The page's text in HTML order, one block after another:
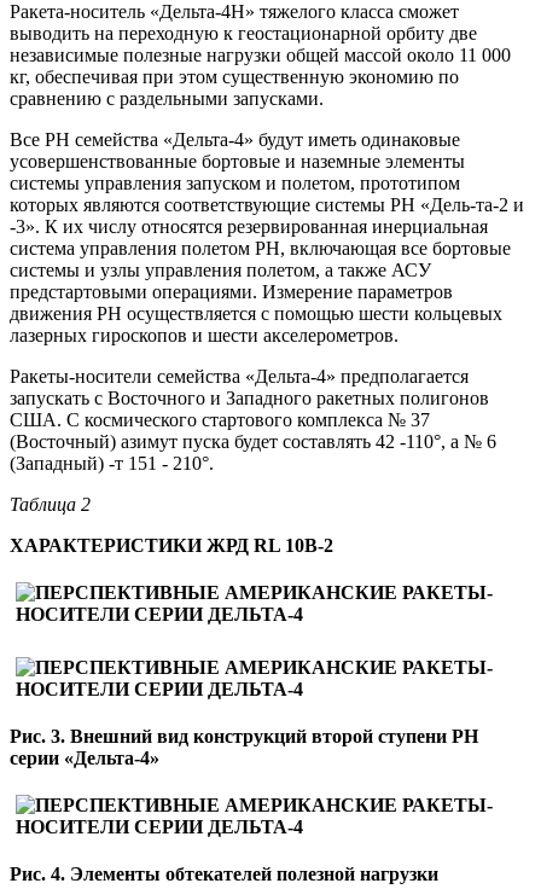
Ракета-носитель «Дельта-4Н» тяжелого класса сможет
выводить на переходную к геостационарной орбиту две
независимые полезные нагрузки общей массой около 11 000
кг, обеспечивая при этом существенную экономию по
сравнению с раздельными запусками.
Все РН семейства «Дельта-4» будут иметь одинаковые
усовершенствованные бортовые и наземные элементы
системы управления запуском и полетом, прототипом
которых являются соответствующие системы РН «Дель-та-2 и
-3». К их числу относятся резервированная инерциальная
система управления полетом РН, включающая все бортовые
системы и узлы управления полетом, а также АСУ
предстартовыми операциями. Измерение параметров
движения РН осуществляется с помощью шести кольцевых
лазерных гироскопов и шести акселерометров.
Ракеты-носители семейства «Дельта-4» предполагается
запускать с Восточного и Западного ракетных полигонов
США. С космического стартового комплекса № 37
(Восточный) азимут пуска будет составлять 42 -110°, а № 6
(Западный) -т 151 - 210°.
Таблица 2
ХАРАКТЕРИСТИКИ ЖРД RL 10В-2
Рис. 3. Внешний вид конструкций второй ступени РН
серии «Дельта-4»
Рис. 4. Элементы обтекателей полезной нагрузки